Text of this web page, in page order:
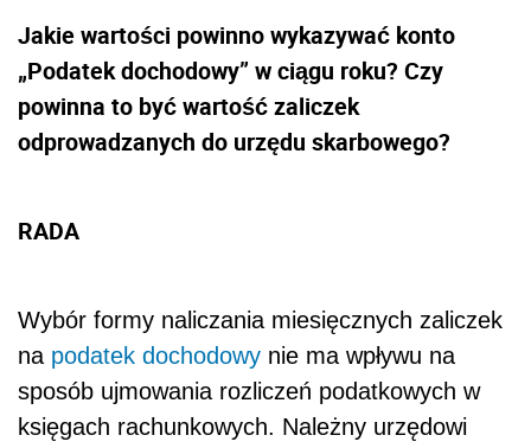
Jakie wartości powinno wykazywać konto
„Podatek dochodowy” w ciągu roku? Czy
powinna to być wartość zaliczek
odprowadzanych do urzędu skarbowego?
RADA
Wybór formy naliczania miesięcznych zaliczek
na podatek dochodowy nie ma wpływu na
sposób ujmowania rozliczeń podatkowych w
księgach rachunkowych. Należny urzędowi